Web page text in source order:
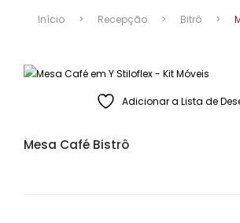
Início > Recepção > Bitrô >
Adicionar a Lista de
Mesa Café Bistrô